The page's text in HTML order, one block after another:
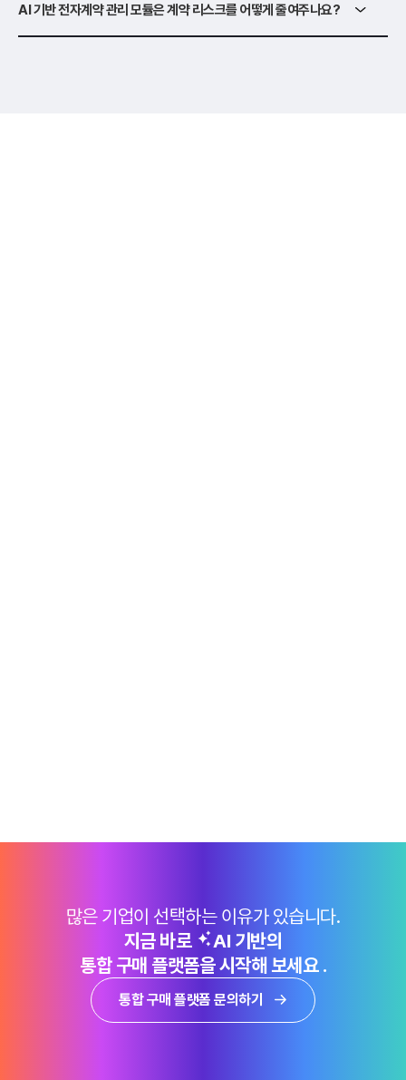
AI 기반 전자계약 관리 모듈은 계약 리스크를 어떻게 줄여주나요?
많은 기업이 선택하는 이유가 있습니다.
지금 바로
AI 기반의
통합 구매 플랫폼을 시작해 보세요 .
통합 구매 플랫폼 문의하기